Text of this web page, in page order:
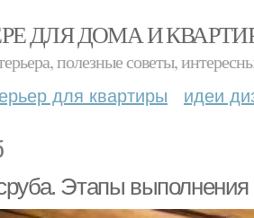
ДЛЯ ДОМА И
полезные советы,
для квартиры идеи
Этапы выполнения